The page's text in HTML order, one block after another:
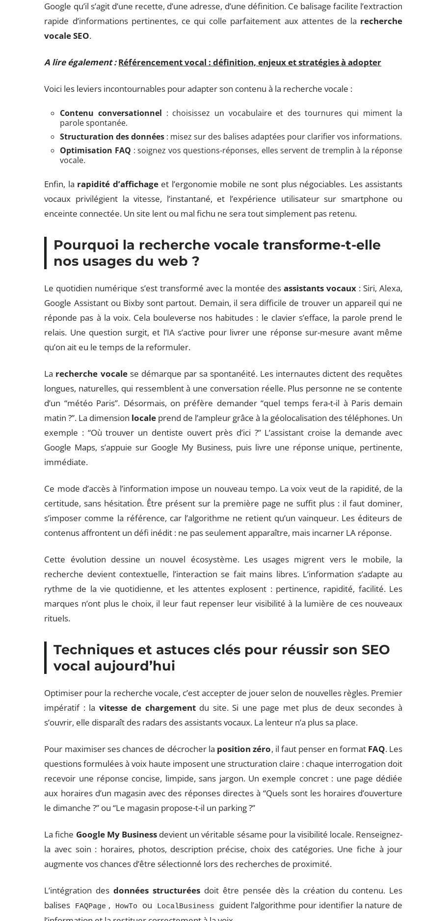
Google qu’il s’agit d’une recette, d’une adresse, d’une définition. Ce balisage facilite l’extraction
rapide d’informations pertinentes, ce qui colle parfaitement aux attentes de la recherche
vocale SEO.
A lire également : Référencement vocal : définition, enjeux et stratégies à adopter
Voici les leviers incontournables pour adapter son contenu à la recherche vocale :
Contenu conversationnel : choisissez un vocabulaire et des tournures qui miment la
parole spontanée.
Structuration des données : misez sur des balises adaptées pour clarifier vos informations.
Optimisation FAQ : soignez vos questions-réponses, elles servent de tremplin à la réponse
vocale.
Enfin, la rapidité d’affichageet l’ergonomie mobile ne sont plus négociables. Les assistants
vocaux privilégient la vitesse, l’instantané, et l’expérience utilisateur sur smartphone ou
enceinte connectée. Un site lent ou mal fichu ne sera tout simplement pas retenu.
Pourquoi la recherche vocale transforme-t-elle
nos usages du web ?
Le quotidien numérique s’est transformé avec la montée desassistants vocaux : Siri, Alexa,
Google Assistant ou Bixby sont partout. Demain, il sera difficile de trouver un appareil qui ne
réponde pas à la voix. Cela bouleverse nos habitudes : le clavier s’efface, la parole prend le
relais. Une question surgit, et l’IA s’active pour livrer une réponse sur-mesure avant même
qu’on ait eu le temps de la reformuler.
La recherche vocalese démarque par sa spontanéité. Les internautes dictent des requêtes
longues, naturelles, qui ressemblent à une conversation réelle. Plus personne ne se contente
d’un “météo Paris”. Désormais, on préfère demander “quel temps fera-t-il à Paris demain
matin ?”. La dimension locale prend de l’ampleur grâce à la géolocalisation des téléphones. Un
exemple : “Où trouver un dentiste ouvert près d’ici ?” L’assistant croise la demande avec
Google Maps, s’appuie sur Google My Business, puis livre une réponse unique, pertinente,
immédiate.
Ce mode d’accès à l’information impose un nouveau tempo. La voix veut de la rapidité, de la
certitude, sans hésitation. Être présent sur la première page ne suffit plus : il faut dominer,
s’imposer comme la référence, car l’algorithme ne retient qu’un vainqueur. Les éditeurs de
contenus affrontent un défi inédit : ne pas seulement apparaître, mais incarner LA réponse.
Cette évolution dessine un nouvel écosystème. Les usages migrent vers le mobile, la
recherche devient contextuelle, l’interaction se fait mains libres. L’information s’adapte au
rythme de la vie quotidienne, et les attentes explosent : pertinence, rapidité, facilité. Les
marques n’ont plus le choix, il leur faut repenser leur visibilité à la lumière de ces nouveaux
rituels.
Techniques et astuces clés pour réussir son SEO
vocal aujourd’hui
Optimiser pour la recherche vocale, c’est accepter de jouer selon de nouvelles règles. Premier
impératif : la vitesse de chargementdu site. Si une page met plus de deux secondes à
s’ouvrir, elle disparaît des radars des assistants vocaux. La lenteur n’a plus sa place.
Pour maximiser ses chances de décrocher la position zéro, il faut penser en format FAQ. Les
questions formulées à voix haute imposent une structuration claire : chaque interrogation doit
recevoir une réponse concise, limpide, sans jargon. Un exemple concret : une page dédiée
aux horaires d’un magasin avec des réponses directes à “Quels sont les horaires d’ouverture
le dimanche ?” ou “Le magasin propose-t-il un parking ?”
La fiche Google My Businessdevient un véritable sésame pour la visibilité locale. Renseignez-
la avec soin : horaires, photos, description précise, choix des catégories. Une fiche à jour
augmente vos chances d’être sélectionné lors des recherches de proximité.
L’intégration desdonnées structurées doit être pensée dès la création du contenu. Les
balises
FAQPage , HowTo ou LocalBusiness
guident l’algorithme pour identifier la nature de